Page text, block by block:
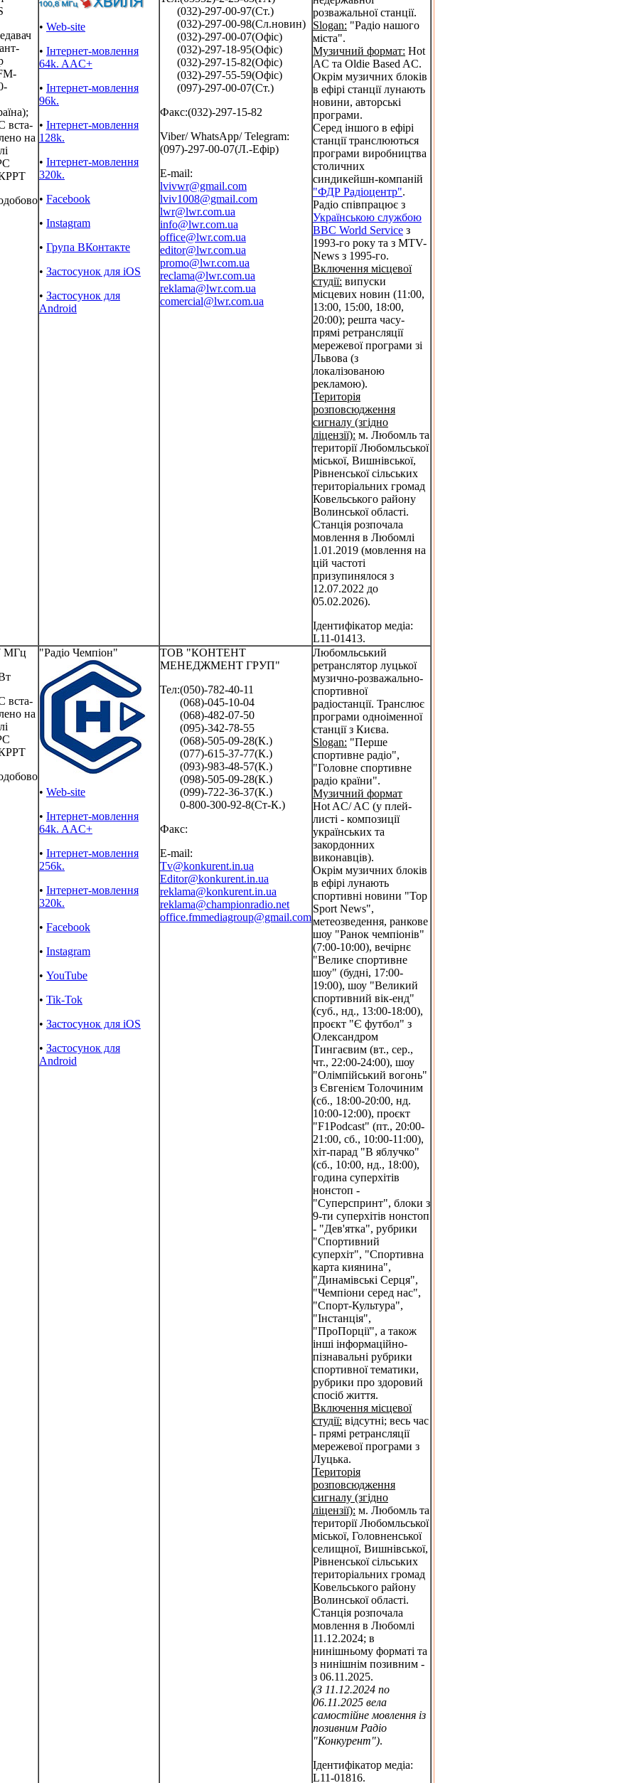
вста-
на
• Web-site
• Інтернет-мовлення
64k. AAC+
• Інтернет-мовлення
96k.
• Інтернет-мовлення
128k.
• Інтернет-мовлення
320k.
• Facebook
• Instagram
• Група ВКонтакте
• Застосунок для iOS
• Застосунок для
Android
(032)-297-00-97(Ст.)
(032)-297-00-98(Сл.новин)
(032)-297-00-07(Офіс)
(032)-297-18-95(Офіс)
(032)-297-15-82(Офіс)
(032)-297-55-59(Офіс)
(097)-297-00-07(Ст.)
Факс:(032)-297-15-82
Viber/ WhatsApp/ Telegram:
(097)-297-00-07(Л.-Ефір)
E-mail:
lvivwr@gmail.com
lviv1008@gmail.com
lwr@lwr.com.ua
info@lwr.com.ua
office@lwr.com.ua
editor@lwr.com.ua
promo@lwr.com.ua
reclama@lwr.com.ua
reklama@lwr.com.ua
comercial@lwr.com.ua
розважальної станції.
Slogan: "Радіо нашого
міста".
Музичний формат: Hot
AC та Oldie Based AC.
Окрім музичних блоків
в ефірі станції лунають
новини, авторські
програми.
Серед іншого в ефірі
станції транслюються
програми виробництва
столичних
синдикейшн-компаній
"ФДР Радіоцентр".
Радіо співпрацює з
Українською службою
BBC World Service з
1993-го року та з MTV-
News з 1995-го.
Включення місцевої
студії: випуски
місцевих новин (11:00,
13:00, 15:00, 18:00,
20:00); решта часу-
прямі ретрансляції
мережевої програми зі
Львова (з
локалізованою
рекламою).
Територія
розповсюдження
сигналу (згідно
ліцензії): м. Любомль та
території Любомльської
міської, Вишнівської,
Рівненської сільських
територіальних громад
Ковельського району
Волинської області.
Станція розпочала
мовлення в Любомлі
1.01.2019 (мовлення на
цій частоті
призупинялося з
12.07.2022 до
05.02.2026).
Ідентифікатор медіа:
L11-01413.
МГц
вста-
на
"Радіо Чемпіон"
• Web-site
• Інтернет-мовлення
64k. AAC+
• Інтернет-мовлення
256k.
• Інтернет-мовлення
320k.
• Facebook
• Instagram
• YouTube
• Tik-Tok
• Застосунок для iOS
• Застосунок для
Android
ТОВ "КОНТЕНТ
МЕНЕДЖМЕНТ ГРУП"
Тел:(050)-782-40-11
(068)-045-10-04
(068)-482-07-50
(095)-342-78-55
(068)-505-09-28(К.)
(077)-615-37-77(К.)
(093)-983-48-57(К.)
(098)-505-09-28(К.)
(099)-722-36-37(К.)
0-800-300-92-8(Ст-К.)
Факс:
E-mail:
Tv@konkurent.in.ua
Editor@konkurent.in.ua
reklama@konkurent.in.ua
reklama@championradio.net
office.fmmediagroup@gmail.com
Любомльський
ретранслятор луцької
музично-розважально-
спортивної
радіостанції. Транслює
програми одноіменної
станції з Києва.
Slogan: "Перше
спортивне радіо",
"Головне спортивне
радіо країни".
Музичний формат
Hot AC/ AC (у плей-
листі - композиції
українських та
закордонних
виконавців).
Окрім музичних блоків
в ефірі лунають
спортивні новини "Top
Sport News",
метеозведення, ранкове
шоу "Ранок чемпіонів"
(7:00-10:00), вечірнє
"Велике спортивне
шоу" (будні, 17:00-
19:00), шоу "Великий
спортивний вік-енд"
(суб., нд., 13:00-18:00),
проєкт "Є футбол" з
Олександром
Тингаєвим (вт., сер.,
чт., 22:00-24:00), шоу
"Олімпійський вогонь"
з Євгенієм Толочиним
(сб., 18:00-20:00, нд.
10:00-12:00), проєкт
"F1Podcast" (пт., 20:00-
21:00, сб., 10:00-11:00),
хіт-парад "В яблучко"
(сб., 10:00, нд., 18:00),
година суперхітів
нонстоп -
"Суперспринт", блоки з
9-ти суперхітів нонстоп
- "Дев'ятка", рубрики
"Спортивний
суперхіт", "Спортивна
карта киянина",
"Динамівські Серця",
"Чемпіони серед нас",
"Спорт-Культура",
"Інстанція",
"ПроПорції", а також
інші інформаційно-
пізнавальні рубрики
спортивної тематики,
рубрики про здоровий
спосіб життя.
Включення місцевої
студії: відсутні; весь час
- прямі ретрансляції
мережевої програми з
Луцька.
Територія
розповсюдження
сигналу (згідно
ліцензії): м. Любомль та
території Любомльської
міської, Головненської
селищної, Вишнівської,
Рівненської сільських
територіальних громад
Ковельського району
Волинської області.
Станція розпочала
мовлення в Любомлі
11.12.2024; в
нинішньому форматі та
з нинішнім позивним -
з 06.11.2025.
(З 11.12.2024 по
06.11.2025 вела
самостійне мовлення із
позивним Радіо
"Конкурент").
Ідентифікатор медіа:
L11-01816.